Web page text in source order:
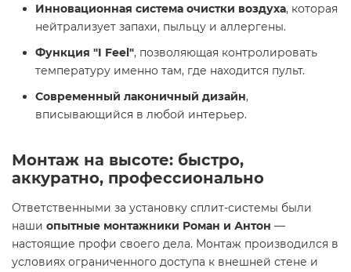
Инновационная система очистки воздуха, которая
нейтрализует запахи, пыльцу и аллергены.
Функция "I Feel", позволяющая контролировать
температуру именно там, где находится пульт.
Современный лаконичный дизайн,
вписывающийся в любой интерьер.
Монтаж на высоте: быстро,
аккуратно, профессионально
Ответственными за установку сплит-системы были
наши опытные монтажники Роман и Антон —
настоящие профи своего дела. Монтаж производился в
условиях ограниченного доступа к внешней стене и